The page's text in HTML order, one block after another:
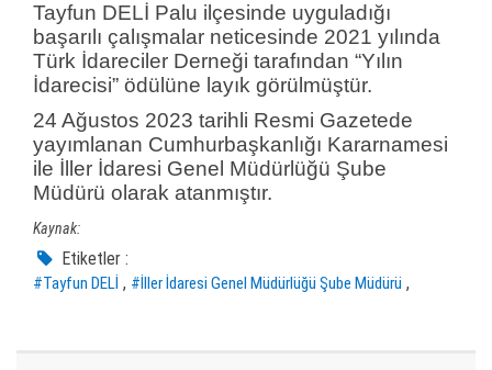
Tayfun DELİ Palu ilçesinde uyguladığı
başarılı çalışmalar neticesinde 2021 yılında
Türk İdareciler Derneği tarafından “Yılın
İdarecisi” ödülüne layık görülmüştür.
24 Ağustos 2023 tarihli Resmi Gazetede
yayımlanan Cumhurbaşkanlığı Kararnamesi
ile İller İdaresi Genel Müdürlüğü Şube
Müdürü olarak atanmıştır.
Kaynak:
Etiketler :
#Tayfun DELİ , #İller İdaresi Genel Müdürlüğü Şube Müdürü ,